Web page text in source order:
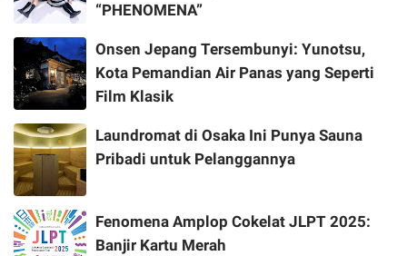
“PHENOMENA”
Onsen Jepang Tersembunyi: Yunotsu,
Kota Pemandian Air Panas yang Seperti
Film Klasik
Laundromat di Osaka Ini Punya Sauna
Pribadi untuk Pelanggannya
Fenomena Amplop Cokelat JLPT 2025:
Banjir Kartu Merah